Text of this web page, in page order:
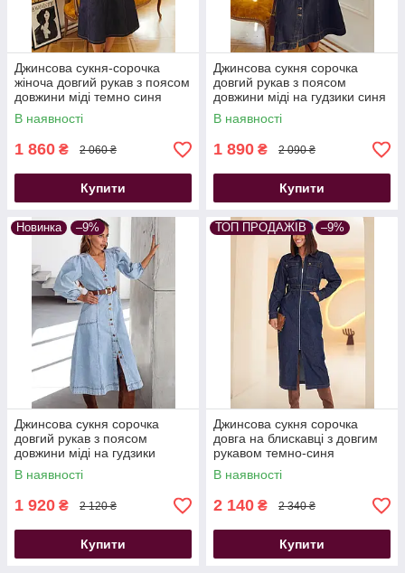
Джинсова сукня-сорочка
жіноча довгий рукав з поясом
довжини міді темно синя
В наявності
1 860 ₴ 2 060 ₴
Купити
Джинсова сукня сорочка
довгий рукав з поясом
довжини міді на гудзики синя
В наявності
1 890 ₴ 2 090 ₴
Купити
Новинка –9%
Джинсова сукня сорочка
довгий рукав з поясом
довжини міді на гудзики
блакитна
В наявності
1 920 ₴ 2 120 ₴
Купити
ТОП ПРОДАЖІВ –9%
Джинсова сукня сорочка
довга на блискавці з довгим
рукавом темно-синя
В наявності
2 140 ₴ 2 340 ₴
Купити